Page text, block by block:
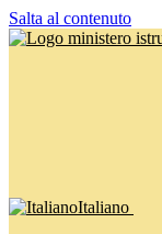
Salta al contenuto
Italiano